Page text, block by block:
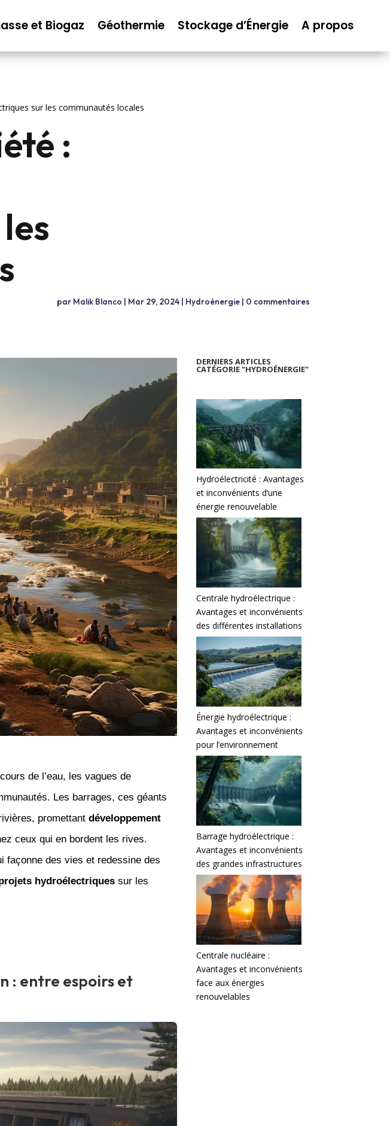
et Biogaz Géothermie Stockage d’Énergie A propos
sur les communautés locales
:
par Malik Blanco | Mar 29, 2024| Hydroénergie| 0 commentaires
de l’eau, les vagues de
Les barrages, ces géants
promettant développement
ceux qui en bordent les rives.
façonne des vies et redessine des
hydroélectriquessur les
: entre espoirs et
DERNIERS ARTICLES
CATÉGORIE "HYDROÉNERGIE"
Hydroélectricité : Avantages
et inconvénients d’une
énergie renouvelable
Centrale hydroélectrique :
Avantages et inconvénients
des différentes installations
Énergie hydroélectrique :
Avantages et inconvénients
pour l’environnement
Barrage hydroélectrique :
Avantages et inconvénients
des grandes infrastructures
Centrale nucléaire :
Avantages et inconvénients
face aux énergies
renouvelables